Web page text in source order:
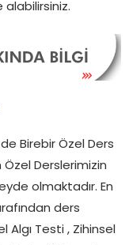
Birebir Özel Ders
Özel Derslerimizin
olmaktadır. En
ders
Algı Testi , Zihinsel